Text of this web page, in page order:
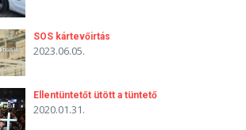
SOS kártevőirtás
2023.06.05.
Ellentüntetőt ütött a tüntető
2020.01.31.